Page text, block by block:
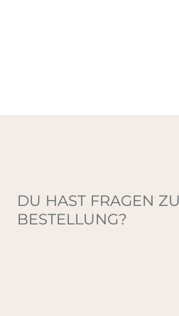
DU HAST FRAGEN
BESTELLUNG?